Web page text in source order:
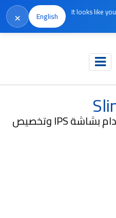
It looks like
English
×
المرئي
اتصال داخلي سهل الاستخدام بشاشة IPS وتخصيص